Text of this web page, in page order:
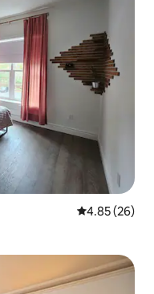
Calificación
4.85 (26)